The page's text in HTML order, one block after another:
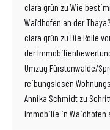
clara grün zu Wie
Waidhofen an der
clara grün zu Die Rolle
der
Umzug Fürstenwalde/
reibungslosen
Annika Schmidt zu
Immobilie in Waidhofen